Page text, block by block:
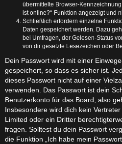
übermittelte Browser-
ist online?“-Funktion angezeigt und
Schließlich erfordern einzelne
Daten gespeichert werden. Dazu
bei Umfragen, der Gelesen-Status
von dir gesetzte Lesezeichen oder
Dein Passwort wird mit einer
gespeichert, so dass es sicher ist.
dieses Passwort nicht auf einer
verwenden. Das Passwort ist dein
Benutzerkonto für das Board, also
Insbesondere wird dich kein
Limited oder ein Dritter
fragen. Solltest du dein Passwort
die Funktion „Ich habe mein